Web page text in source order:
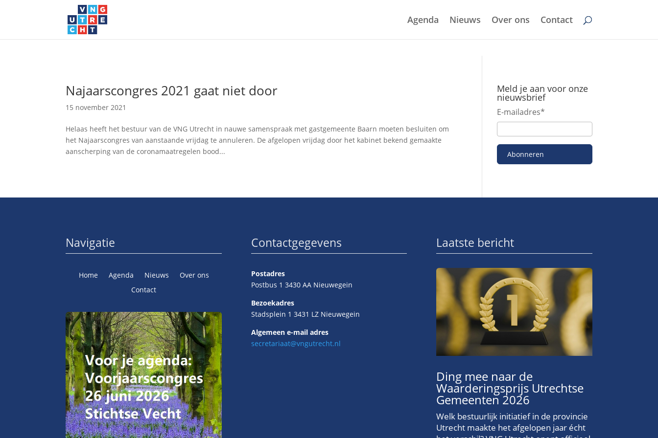
Agenda Nieuws Over ons Contact
Najaarscongres 2021 gaat niet door
15 november 2021
Helaas heeft het bestuur van de VNG Utrecht in nauwe samenspraak met gastgemeente Baarn moeten besluiten om
het Najaarscongres van aanstaande vrijdag te annuleren. De afgelopen vrijdag door het kabinet bekend gemaakte
aanscherping van de coronamaatregelen bood...
Meld je aan voor onze
nieuwsbrief
E-mailadres*
Abonneren
Navigatie
Home Agenda Nieuws
Over ons
Contact
Contactgegevens
Postadres
Postbus 1 3430 AA Nieuwegein
Bezoekadres
Stadsplein 1 3431 LZ Nieuwegein
Algemeen e-mail adres
secretariaat@vngutrecht.nl
Laatste bericht
Ding mee naar de
Waarderingsprijs Utrechtse
Gemeenten 2026
Welk bestuurlijk initiatief in de provincie
Utrecht maakte het afgelopen jaar écht